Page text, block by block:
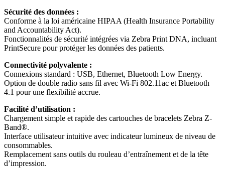
Sécurité des données :
Conforme à la loi américaine HIPAA (Health Insurance Portability
and Accountability Act).
Fonctionnalités de sécurité intégrées via Zebra Print DNA, incluant
PrintSecure pour protéger les données des patients.
Connectivité polyvalente :
Connexions standard : USB, Ethernet, Bluetooth Low Energy.
Option de double radio sans fil avec Wi-Fi 802.11ac et Bluetooth
4.1 pour une flexibilité accrue.
Facilité d’utilisation :
Chargement simple et rapide des cartouches de bracelets Zebra Z-
Band®.
Interface utilisateur intuitive avec indicateur lumineux de niveau de
consommables.
Remplacement sans outils du rouleau d’entraînement et de la tête
d’impression.